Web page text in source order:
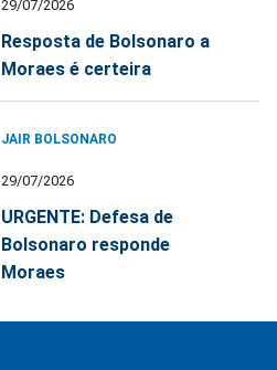
29/07/2026
Resposta de Bolsonaro a
Moraes é certeira
JAIR BOLSONARO
29/07/2026
URGENTE: Defesa de
Bolsonaro responde
Moraes